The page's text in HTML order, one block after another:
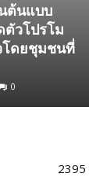
ต้นแบบ
ตัวโปรโม
โดยชุมชนที่
0
2395